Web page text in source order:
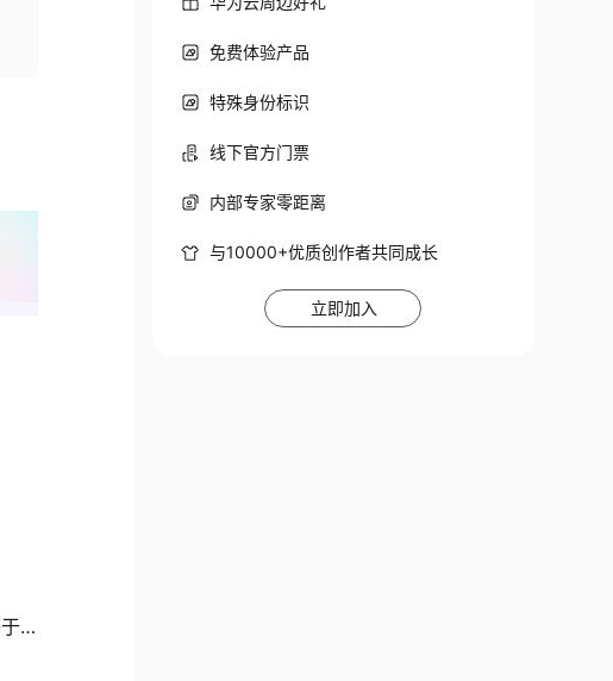
以-2>>>32为例，为什么-2无符号右移32位后仍为-2，而不是0？探讨Java中位移32位为什么等于原数。
免费体验产品
特殊身份标识
线下官方门票
内部专家零距离
与10000+优质创作者共同成长
立即加入